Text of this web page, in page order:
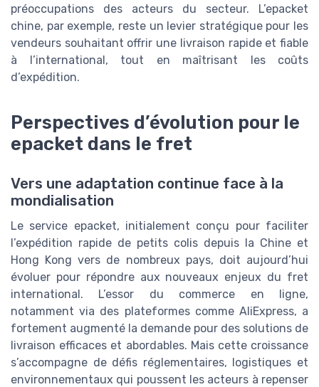
préoccupations des acteurs du secteur. L’epacket
chine, par exemple, reste un levier stratégique pour les
vendeurs souhaitant offrir une livraison rapide et fiable
à l’international, tout en maîtrisant les coûts
d’expédition.
Perspectives d’évolution pour le
epacket dans le fret
Vers une adaptation continue face à la
mondialisation
Le service epacket, initialement conçu pour faciliter
l’expédition rapide de petits colis depuis la Chine et
Hong Kong vers de nombreux pays, doit aujourd’hui
évoluer pour répondre aux nouveaux enjeux du fret
international. L’essor du commerce en ligne,
notamment via des plateformes comme AliExpress, a
fortement augmenté la demande pour des solutions de
livraison efficaces et abordables. Mais cette croissance
s’accompagne de défis réglementaires, logistiques et
environnementaux qui poussent les acteurs à repenser